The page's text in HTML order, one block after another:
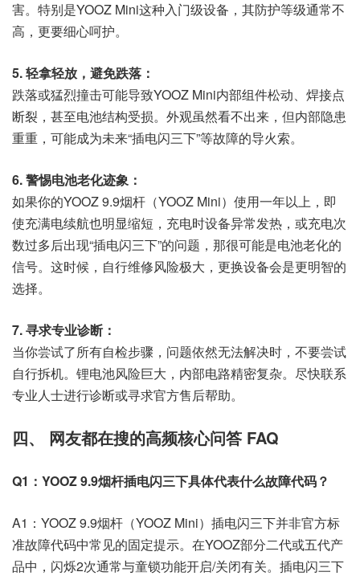
害。特别是YOOZ Mini这种入门级设备，其防护等级通常不
高，更要细心呵护。
5. 轻拿轻放，避免跌落：
跌落或猛烈撞击可能导致YOOZ Mini内部组件松动、焊接点
断裂，甚至电池结构受损。外观虽然看不出来，但内部隐患
重重，可能成为未来“插电闪三下”等故障的导火索。
6. 警惕电池老化迹象：
如果你的YOOZ 9.9烟杆（YOOZ Mini）使用一年以上，即
使充满电续航也明显缩短，充电时设备异常发热，或充电次
数过多后出现“插电闪三下”的问题，那很可能是电池老化的
信号。这时候，自行维修风险极大，更换设备会是更明智的
选择。
7. 寻求专业诊断：
当你尝试了所有自检步骤，问题依然无法解决时，不要尝试
自行拆机。锂电池风险巨大，内部电路精密复杂。尽快联系
专业人士进行诊断或寻求官方售后帮助。
四、 网友都在搜的高频核心问答 FAQ
Q1：YOOZ 9.9烟杆插电闪三下具体代表什么故障代码？
A1：YOOZ 9.9烟杆（YOOZ Mini）插电闪三下并非官方标
准故障代码中常见的固定提示。在YOOZ部分二代或五代产
品中，闪烁2次通常与童锁功能开启/关闭有关。插电闪三下